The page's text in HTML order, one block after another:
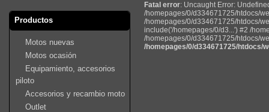
Productos
Motos nuevas
Motos ocasión
Equipamiento, accesorios
piloto
Accesorios y recambio moto
Outlet
Fatal error: Uncaught Error:
/homepages/0/d334671725/htdocs/
/homepages/0/d334671725/htdocs/
include('/homepages/0/d3...') #2 /
/homepages/0/d334671725/htdocs/
/homepages/0/d334671725/htdocs/